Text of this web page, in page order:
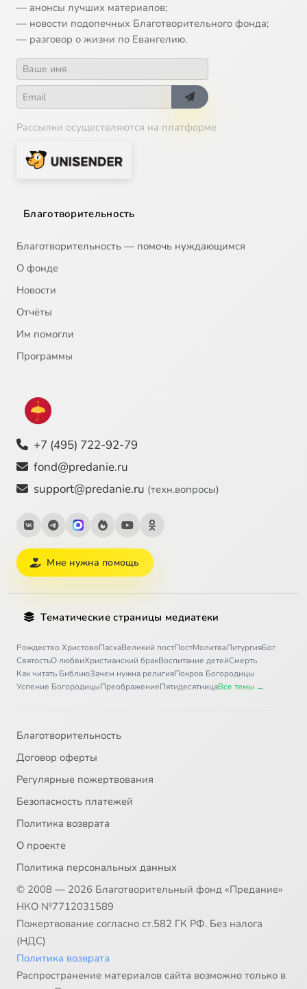
— анонсы лучших материалов;
— новости подопечных Благотворительного фонда;
— разговор о жизни по Евангелию.
Рассылки осуществляются на платформе
Благотворительность
Благотворительность — помочь нуждающимся
О фонде
Новости
Отчёты
Им помогли
Программы
+7 (495) 722-92-79
fond@predanie.ru
support@predanie.ru (техн.вопросы)
Мне нужна помощь
Тематические страницы медиатеки
Рождество ХристовоПасхаВеликий постПостМолитваЛитургияБог
СвятостьО любвиХристианский бракВоспитание детейСмерть
Как читать БиблиюЗачем нужна религияПокров Богородицы
Успение БогородицыПреображениеПятидесятницаВсе темы →
Благотворительность
Договор оферты
Регулярные пожертвования
Безопасность платежей
Политика возврата
О проекте
Политика персональных данных
© 2008 — 2026 Благотворительный фонд «Предание»
НКО №7712031589
Пожертвование согласно ст.582 ГК РФ. Без налога
(НДС)
Политика возврата
Распространение материалов сайта возможно только в